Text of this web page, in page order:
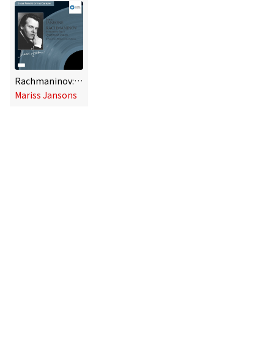
Rachmaninov: Symphony No. 3, Op. 44 & Symphonic Dances, Op. 45
Mariss Jansons